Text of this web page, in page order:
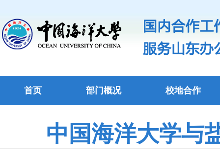
首页 部门概况 校地合作
中国海洋大学与